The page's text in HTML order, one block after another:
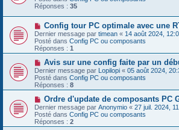
g
e
e
s
s
a
g
e
v
e
a
u
m
e
s
s
a
g
e
Réponses : 35
N
o
u
v
e
u
m
e
s
s
a
g
e
Config tour PC optimale avec une
Dernier message par timean « 14 août 2024,
Posté dans Config PC ou composants
Réponses : 1
N
o
u
v
e
a
m
e
s
Avis sur une config faite par un
Dernier message par Lopilopi « 05 août 2024,
Posté dans Config PC ou composants
Réponses : 8
N
o
u
v
e
Ordre d'update de composants PC
Dernier message par Anonymio « 27 juil. 2024,
Posté dans Config PC ou composants
Réponses : 2